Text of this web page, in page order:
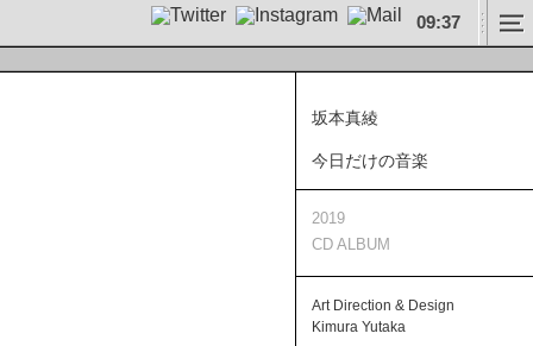
09:37
坂本真綾
今日だけの音楽
2019
CD ALBUM
Art Direction & Design
Kimura Yutaka